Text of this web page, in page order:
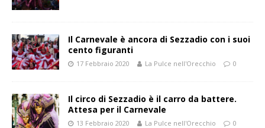
Il Carnevale è ancora di Sezzadio con i suoi
cento figuranti
17 Febbraio 2020 La Pulce nell'Orecchio 0
Il circo di Sezzadio è il carro da battere.
Attesa per il Carnevale
13 Febbraio 2020 La Pulce nell'Orecchio 0